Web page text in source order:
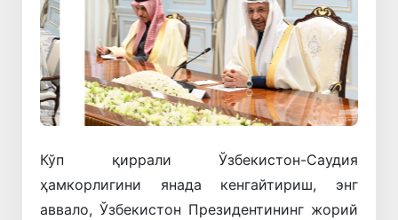
Олдинги Кейинги
Кўп қиррали Ўзбекистон-Саудия
ҳамкорлигини янада кенгайтириш, энг
аввало, Ўзбекистон Президентининг жорий